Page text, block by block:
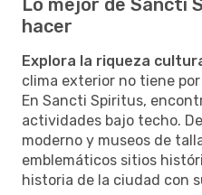
Lo mejor de Sancti
hacer
Explora la riqueza
clima exterior no tiene
En Sancti Spiritus,
actividades bajo techo.
moderno y museos de
emblemáticos sitios
historia de la ciudad con